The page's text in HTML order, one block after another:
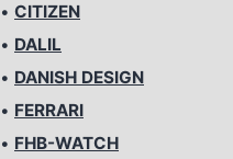
• CITIZEN
• DALIL
• DANISH DESIGN
• FERRARI
• FHB-WATCH